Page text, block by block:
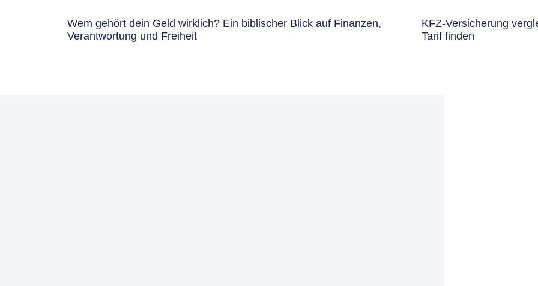
Wem gehört dein Geld wirklich? Ein biblischer Blick auf Finanzen,
Verantwortung und Freiheit
KFZ-Versicherung
Tarif finden